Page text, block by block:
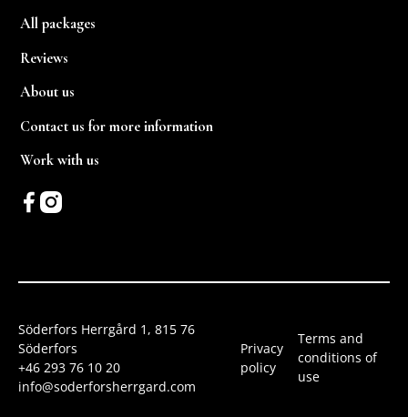
All packages
Reviews
About us
Contact us for more information
Work with us
Söderfors Herrgård 1, 815 76
Söderfors
+46 293 76 10 20
info@soderforsherrgard.com
Privacy
policy
Terms and
conditions of
use